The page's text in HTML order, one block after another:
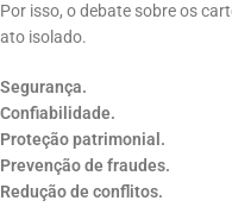
Por isso, o debate sobre os
ato isolado.
Segurança.
Confiabilidade.
Proteção patrimonial.
Prevenção de fraudes.
Redução de conflitos.